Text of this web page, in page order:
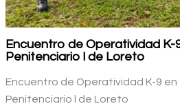
Encuentro de Operatividad K-
Penitenciario l de Loreto
Encuentro de Operatividad K-9 en
Penitenciario l de Loreto